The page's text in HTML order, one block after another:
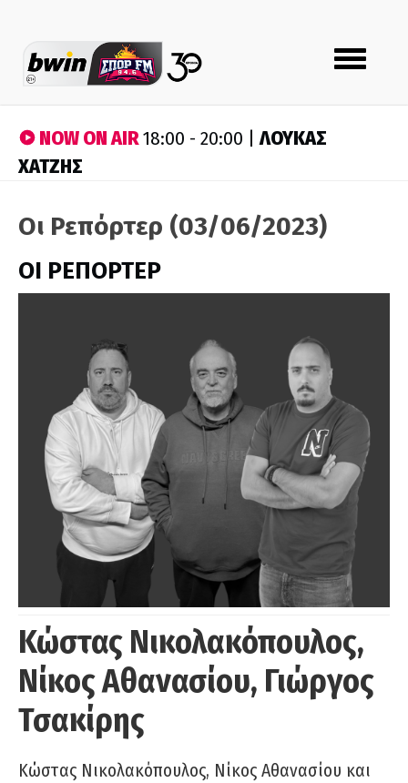
Toggle
navigation
NOW ON AIR18:00 - 20:00 |ΛΟΥΚΑΣ
ΧΑΤΖΗΣ
Οι Ρεπόρτερ (03/06/2023)
ΟΙ ΡΕΠΟΡΤΕΡ
Κώστας Νικολακόπουλος,
Νίκος Αθανασίου, Γιώργος
Τσακίρης
Κώστας Νικολακόπουλος, Νίκος Αθανασίου και